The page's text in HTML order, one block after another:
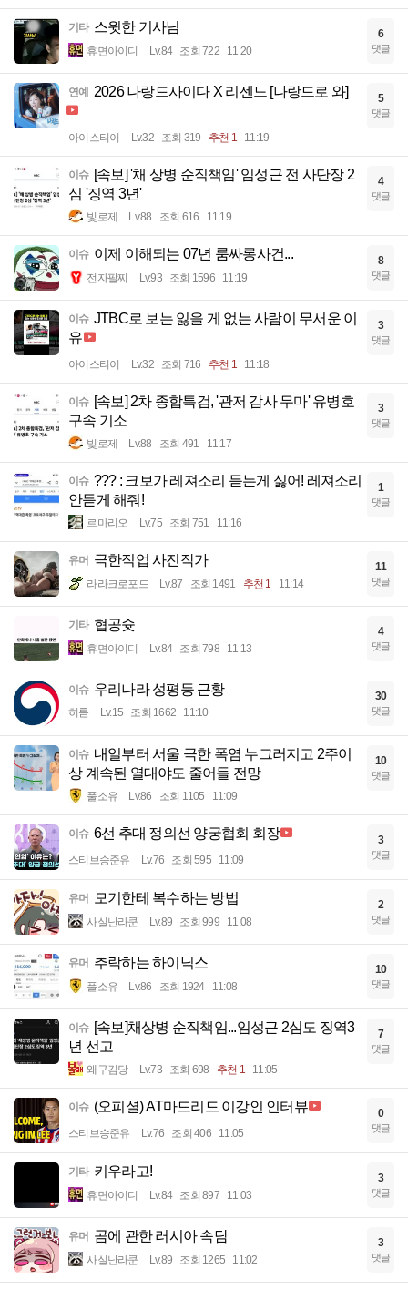
기타 스윗한 기사님
휴면아이디 Lv.84 조회 722 11:20
6
댓글
연예 2026 나랑드사이다 X 리센느 [나랑드로 와]
아이스티이 Lv.32 조회 319 추천 1 11:19
5
댓글
이슈 [속보] '채 상병 순직책임' 임성근 전 사단장 2
심 '징역 3년'
빛로제 Lv.88 조회 616 11:19
4
댓글
이슈 이제 이해되는 07년 룸싸롱사건...
전자팔찌 Lv.93 조회 1596 11:19
8
댓글
이슈 JTBC로 보는 잃을 게 없는 사람이 무서운 이
유
아이스티이 Lv.32 조회 716 추천 1 11:18
3
댓글
이슈 [속보] 2차 종합특검, '관저 감사 무마' 유병호
구속 기소
빛로제 Lv.88 조회 491 11:17
3
댓글
이슈 ??? : 크보가 레져소리 듣는게 싫어! 레져소리
안듣게 해줘!
르마리오 Lv.75 조회 751 11:16
1
댓글
유머 극한직업 사진작가
라라크로포드 Lv.87 조회 1491 추천 1 11:14
11
댓글
기타 협공슛
휴면아이디 Lv.84 조회 798 11:13
4
댓글
이슈 우리나라 성평등 근황
히롣 Lv.15 조회 1662 11:10
30
댓글
이슈 내일부터 서울 극한 폭염 누그러지고 2주이
상 계속된 열대야도 줄어들 전망
풀소유 Lv.86 조회 1105 11:09
10
댓글
이슈 6선 추대 정의선 양궁협회 회장
스티브승준유 Lv.76 조회 595 11:09
3
댓글
유머 모기한테 복수하는 방법
사실난라쿤 Lv.89 조회 999 11:08
2
댓글
유머 추락하는 하이닉스
풀소유 Lv.86 조회 1924 11:08
10
댓글
이슈 [속보]채상병 순직책임...임성근 2심도 징역3
년 선고
왜구김당 Lv.73 조회 698 추천 1 11:05
7
댓글
이슈 (오피셜) AT마드리드 이강인 인터뷰
스티브승준유 Lv.76 조회 406 11:05
0
댓글
기타 키우라고!
휴면아이디 Lv.84 조회 897 11:03
3
댓글
유머 곰에 관한 러시아 속담
사실난라쿤 Lv.89 조회 1265 11:02
3
댓글